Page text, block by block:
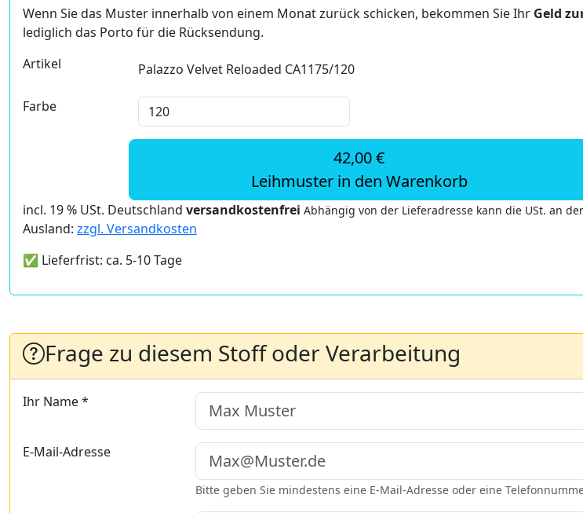
Wenn Sie das Muster innerhalb von einem Monat zurück schicken, bekommen Sie Ihr Geld
lediglich das Porto für die Rücksendung.
Artikel
Palazzo Velvet Reloaded CA1175/120
Farbe
42,00 €
Leihmuster in den Warenkorb
incl. 19 % USt. Deutschland versandkostenfrei Abhängig von der Lieferadresse kann die USt. an
Ausland: zzgl. Versandkosten
✅ Lieferfrist: ca. 5-10 Tage
Frage zu diesem Stoff oder Verarbeitung
Ihr Name *
E-Mail-Adresse
Bitte geben Sie mindestens eine E-Mail-Adresse oder eine